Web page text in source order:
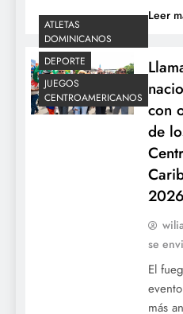
Leer
ATLETAS
DOMINICANOS
DEPORTE
JUEGOS
CENTROAMERICANOS
con
de
se
El
más